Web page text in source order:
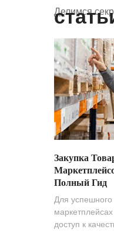
Делимся
Закупка
Полный Гид
Для
доступ к